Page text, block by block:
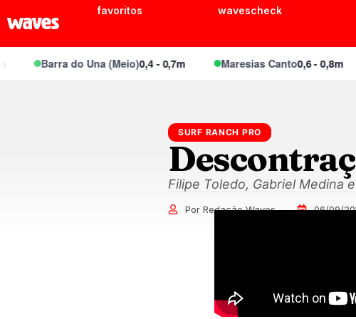
favoritos wavescheck
Barra do Una (Meio)0,4 - 0,7m Maresias Canto0,6 - 0,8m
SURF RANCH PRO
Filipe Toledo, Gabriel Medina
Por Redação Waves 06/09/